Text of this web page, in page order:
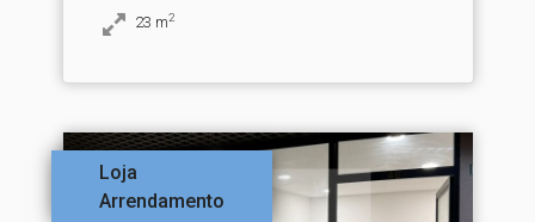
23 m2
Loja
Arrendamento